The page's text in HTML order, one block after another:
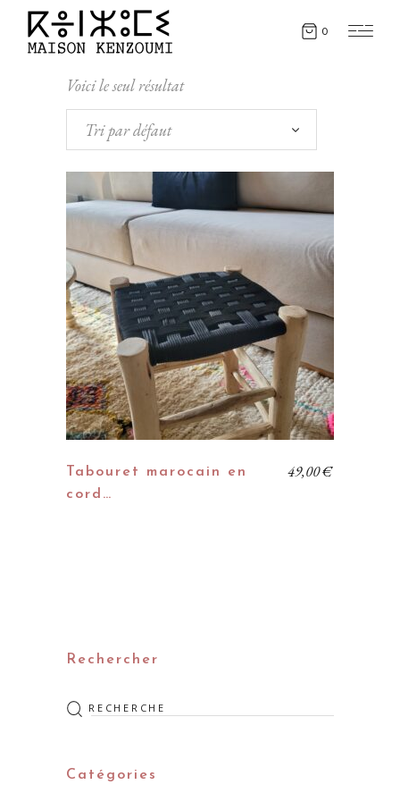
0
Voici le seul résultat
Tri par défaut
Tabouret marocain en
cord…
49,00€
Rechercher
Rechercher
:
Catégories